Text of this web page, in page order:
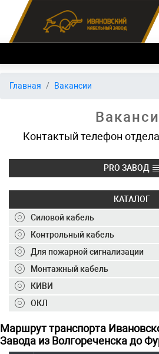
Главная
Вакансии
Контакты
+7 (495) 150-40-20
Главная Вакансии
Контактый телефон
PRO ЗАВОД
КАТАЛОГ
Силовой кабель
Контрольный кабель
Для пожарной сигнализации
Монтажный кабель
КИВИ
ОКЛ
Маршрут транспорта
Завода из Волгореченска до